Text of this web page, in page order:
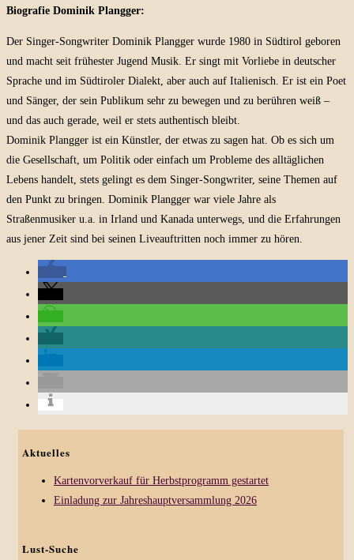
Biografie Dominik Plangger:
Der Singer-Songwriter Dominik Plangger wurde 1980 in Südtirol geboren
und macht seit frühester Jugend Musik. Er singt mit Vorliebe in deutscher
Sprache und im Südtiroler Dialekt, aber auch auf Italienisch. Er ist ein Poet
und Sänger, der sein Publikum sehr zu bewegen und zu berühren weiß –
und das auch gerade, weil er stets authentisch bleibt.
Dominik Plangger ist ein Künstler, der etwas zu sagen hat. Ob es sich um
die Gesellschaft, um Politik oder einfach um Probleme des alltäglichen
Lebens handelt, stets gelingt es dem Singer-Songwriter, seine Themen auf
den Punkt zu bringen. Dominik Plangger war viele Jahre als
Straßenmusiker u.a. in Irland und Kanada unterwegs, und die Erfahrungen
aus jener Zeit sind bei seinen Liveauftritten noch immer zu hören.
Aktuelles
Kartenvorverkauf für Herbstprogramm gestartet
Einladung zur Jahreshauptversammlung 2026
Lust-Suche